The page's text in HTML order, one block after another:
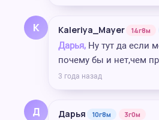
K Kaleriya_Mayer 14г8м
Дарья, Ну тут да если
почему бы и нет,чем
3 года назад
Д Дарья 10г8м 3г0м